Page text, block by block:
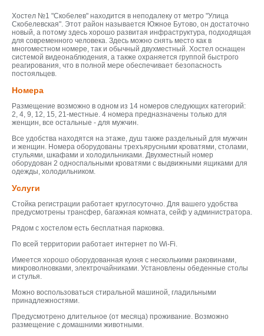
Хостел №1 "Скобелев" находится в неподалеку от метро "Улица
Скобелевская". Этот район называется Южное Бутово, он достаточно
новый, а потому здесь хорошо развитая инфраструктура, подходящая
для современного человека. Здесь можно снять место как в
многоместном номере, так и обычный двухместный. Хостел оснащен
системой видеонаблюдения, а также охраняется группой быстрого
реагирования, что в полной мере обеспечивает безопасность
постояльцев.
Номера
Размещение возможно в одном из 14 номеров следующих категорий:
2, 4, 9, 12, 15, 21-местные. 4 номера предназначены только для
женщин, все остальные - для мужчин.
Все удобства находятся на этаже, душ также раздельный для мужчин
и женщин. Номера оборудованы трехъярусными кроватями, столами,
стульями, шкафами и холодильниками. Двухместный номер
оборудован 2 односпальными кроватями с выдвижными ящиками для
одежды, холодильником.
Услуги
Стойка регистрации работает круглосуточно. Для вашего удобства
предусмотрены трансфер, багажная комната, сейф у администратора.
Рядом с хостелом есть бесплатная парковка.
По всей территории работает интернет по Wi-Fi.
Имеется хорошо оборудованная кухня с несколькими раковинами,
микроволновками, электрочайниками. Установлены обеденные столы
и стулья.
Можно воспользоваться стиральной машиной, гладильными
принадлежностями.
Предусмотрено длительное (от месяца) проживание. Возможно
размещение с домашними животными.